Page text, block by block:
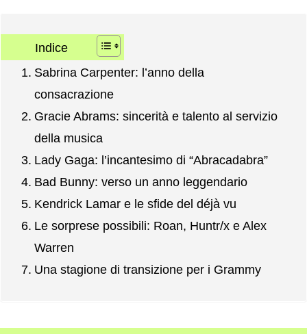
Indice
Sabrina Carpenter: l’anno della
consacrazione
Gracie Abrams: sincerità e talento al servizio
della musica
Lady Gaga: l’incantesimo di “Abracadabra”
Bad Bunny: verso un anno leggendario
Kendrick Lamar e le sfide del déjà vu
Le sorprese possibili: Roan, Huntr/x e Alex
Warren
Una stagione di transizione per i Grammy